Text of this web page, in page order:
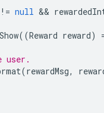
!= null &&
Show((Reward reward)
user.
(rewardMsg,